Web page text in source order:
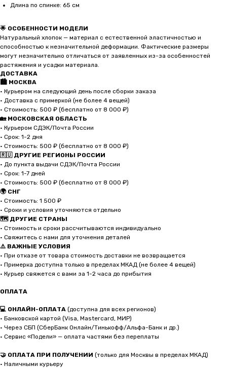
Длина по спинке: 65 см
🌟 ОСОБЕННОСТИ МОДЕЛИ
Натуральный хлопок — материал с естественной эластичностью и
способностью к незначительной деформации. Фактические размеры
могут незначительно отличаться от заявленных из-за особенностей
растяжения и усадки материала.
ДОСТАВКА
🏙️ МОСКВА
• Курьером на следующий день после сборки заказа
• Доставка с примеркой (не более 4 вещей)
• Стоимость: 500 ₽ (бесплатно от 8 000 ₽)
🏡 МОСКОВСКАЯ ОБЛАСТЬ
• Курьером СДЭК/Почта России
• Срок: 1-2 дня
• Стоимость: 500 ₽ (бесплатно от 8 000 ₽)
🇷🇺 ДРУГИЕ РЕГИОНЫ РОССИИ
• До пункта выдачи СДЭК/Почта России
• Срок: 1-7 дней
• Стоимость: 500 ₽ (бесплатно от 8 000 ₽)
🌍 СНГ
• Стоимость: 1 500 ₽
• Сроки и условия уточняются отдельно
🗺️ ДРУГИЕ СТРАНЫ
• Стоимость и сроки рассчитываются индивидуально
• Свяжитесь с нами для уточнения деталей
⚠️ ВАЖНЫЕ УСЛОВИЯ
• При отказе от товара стоимость доставки не возвращается
• Примерка доступна только в пределах МКАД (не более 4 вещей)
• Курьер свяжется с вами за 1-2 часа до прибытия
ОПЛАТА
💻 ОНЛАЙН-ОПЛАТА (доступна для всех регионов)
• Банковской картой (Visa, Mastercard, МИР)
• Через СБП (СберБанк Онлайн/Тинькофф/Альфа-Банк и др.)
• Сервис «Подели» — оплата частями без переплаты
🤝 ОПЛАТА ПРИ ПОЛУЧЕНИИ (только для Москвы в пределах МКАД)
• Наличными курьеру